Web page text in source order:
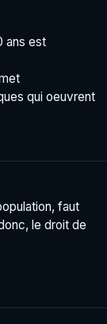
ans est
qui oeuvrent
faut
le droit de